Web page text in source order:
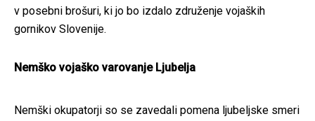
v posebni brošuri, ki jo bo izdalo združenje vojaških
gornikov Slovenije.
Nemško vojaško varovanje Ljubelja
Nemški okupatorji so se zavedali pomena ljubeljske smeri